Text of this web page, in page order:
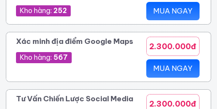
Kho hàng: 252 MUA NGAY
Xác minh địa điểm Google Maps
Kho hàng: 567
2.300.000đ
MUA NGAY
Tư Vấn Chiến Lược Social Media
2.300.000đ